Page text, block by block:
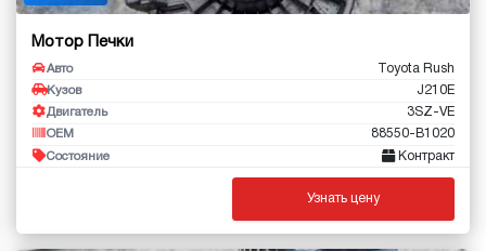
Мотор Печки
Авто Toyota Rush
Кузов J210E
Двигатель 3SZ-VE
OEM 88550-B1020
Состояние Контракт
Узнать цену